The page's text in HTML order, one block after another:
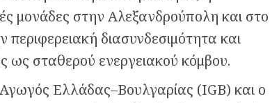
μονάδες στην Αλεξανδρούπολη και στο
διασυνδεσιμότητα και
ως σταθερού ενεργειακού κόμβου.
Αγωγός Ελλάδας–Βουλγαρίας (IGB) και ο